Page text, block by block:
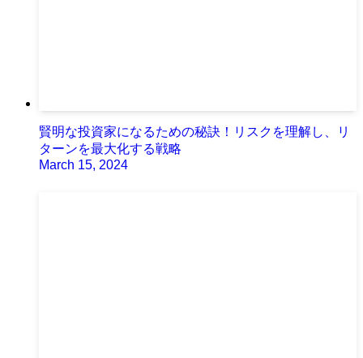
賢明な投資家になるための秘訣！リスクを理解し、リ
ターンを最大化する戦略
March 15, 2024